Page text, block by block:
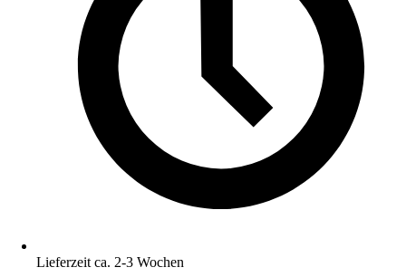
Lieferzeit ca. 2-3 Wochen